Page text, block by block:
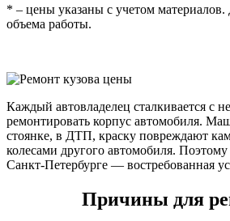
* – цены указаны с учетом
объема работы.
Каждый автовладелец сталкивается с
ремонтировать корпус автомобиля.
стоянке, в ДТП, краску повреждают
колесами другого автомобиля.
Санкт-Петербурге — востребованная
Причины для